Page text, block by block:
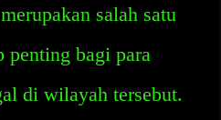
salah satu
penting bagi para
di wilayah tersebut.